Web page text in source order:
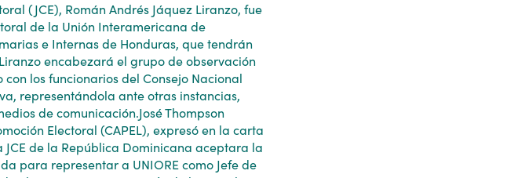
(JCE), Román Andrés Jáquez Liranzo, fue
de la Unión Interamericana de
e Internas de Honduras, que tendrán
encabezará el grupo de observación
los funcionarios del Consejo Nacional
representándola ante otras instancias,
de comunicación.José Thompson
Electoral (CAPEL), expresó en la carta
de la República Dominicana aceptara la
para representar a UNIORE como Jefe de